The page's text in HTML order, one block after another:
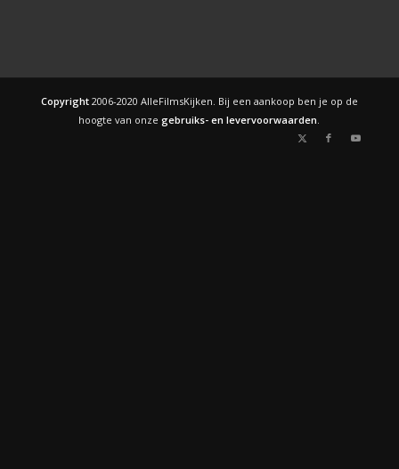
Copyright2006-2020 AlleFilmsKijken. Bij een aankoop ben je op de
hoogte van onzegebruiks- en levervoorwaarden.